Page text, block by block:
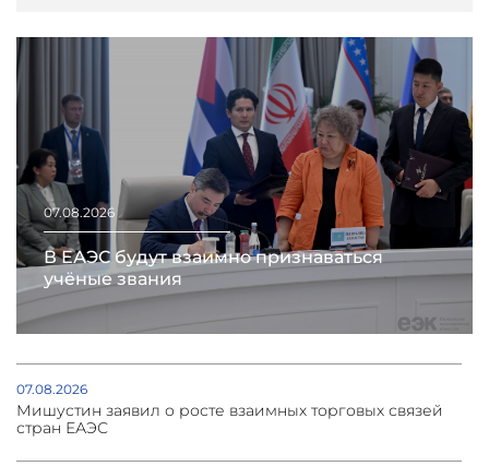
07.08.2026
В ЕАЭС будут взаимно признаваться
учёные звания
07.08.2026
Мишустин заявил о росте взаимных торговых связей
стран ЕАЭС